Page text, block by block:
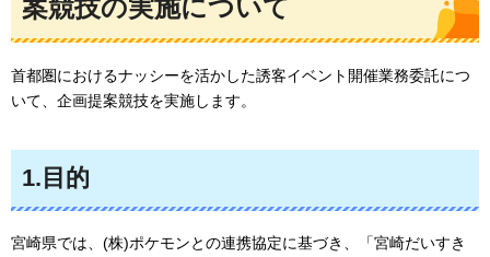
案競技の実施について
首都圏におけるナッシーを活かした誘客イベント開催業務委託につ
いて、企画提案競技を実施します。
1.目的
宮崎県では、(株)ポケモンとの連携協定に基づき、「宮崎だいすき